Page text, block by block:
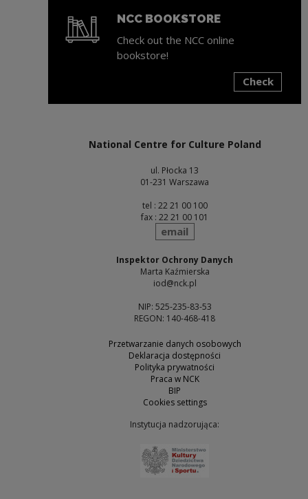
NCC BOOKSTORE
Check out the NCC online
bookstore!
Check
National Centre for Culture Poland
ul. Płocka 13
01-231 Warszawa
tel : 22 21 00 100
fax : 22 21 00 101
send
email
Inspektor Ochrony Danych
Marta Kaźmierska
iod@nck.pl
NIP: 525-235-83-53
REGON: 140-468-418
Przetwarzanie danych osobowych
Deklaracja dostępności
Polityka prywatności
Praca w NCK
BIP
Cookies settings
Instytucja nadzorująca: